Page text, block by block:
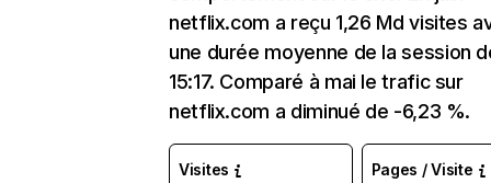
netflix.com a reçu 1,26 Md visites
une durée moyenne de la session
15:17. Comparé à mai le trafic sur
netflix.com a diminué de -6,23 %.
Visites Pages / Visite